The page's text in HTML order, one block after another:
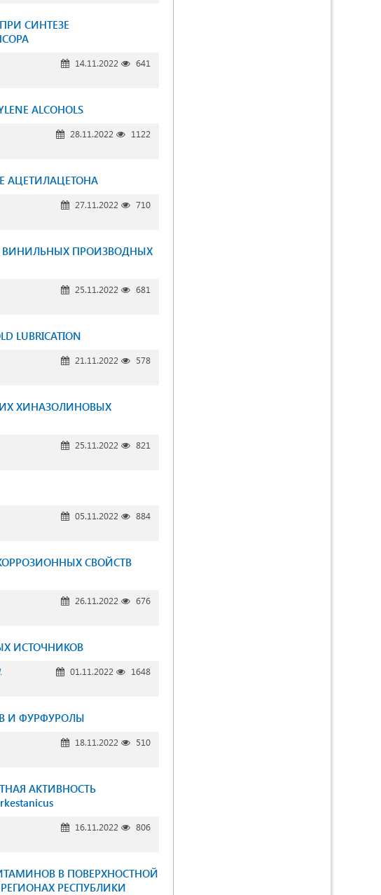
СИНТЕЗЕ
14.11.2022
641
ALCOHOLS
28.11.2022
1122
АЦЕТИЛАЦЕТОНА
27.11.2022
710
ВИНИЛЬНЫХ ПРОИЗВОДНЫХ
25.11.2022
681
LUBRICATION
21.11.2022
578
ХИНАЗОЛИНОВЫХ
25.11.2022
821
05.11.2022
884
СВОЙСТВ
26.11.2022
676
ИСТОЧНИКОВ
01.11.2022
1648
И ФУРФУРОЛЫ
18.11.2022
510
АКТИВНОСТЬ
16.11.2022
806
В ПОВЕРХНОСТНОЙ
РЕСПУБЛИКИ